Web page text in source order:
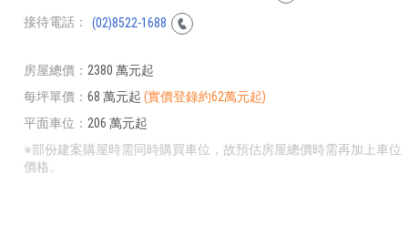
接待電話 (02)8522-1688
房屋總價
2380 萬元起
每坪單價
68 萬元起(實價登錄約62萬元起)
平面車位
206 萬元起
※部份建案購屋時需同時購買車位，故預估房屋總價時需再加上車位
價格。